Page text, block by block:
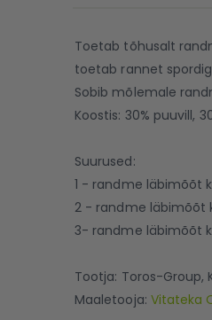
Toetab tõhusalt
toetab rannet
Sobib mõlemale
Koostis: 30% puuvill,
Suurused:
1 - randme läbimõõt
2 - randme läbimõõt
3- randme läbimõõt
Tootja: Toros-Group,
Maaletooja: Vitateka